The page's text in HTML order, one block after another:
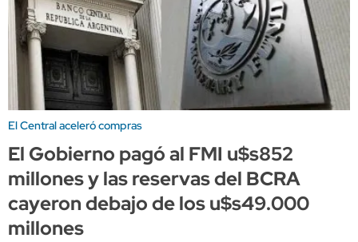
El Central aceleró compras
El Gobierno pagó al FMI u$s852
millones y las reservas del BCRA
cayeron debajo de los u$s49.000
millones